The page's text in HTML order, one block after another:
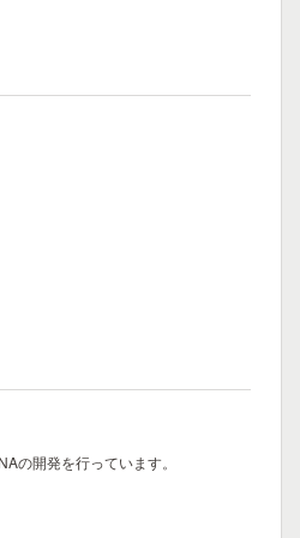
の開発を行っています。